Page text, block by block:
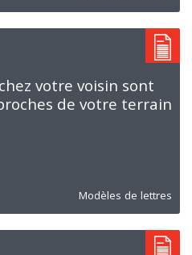
Modèles de lettres
votre voisin sont
de votre terrain